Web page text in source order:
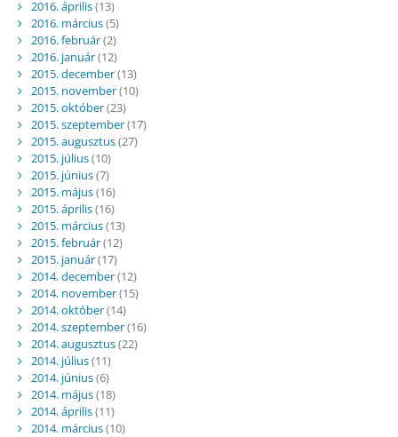
2016. április(13)
2016. március(5)
2016. február(2)
2016. január(12)
2015. december(13)
2015. november(10)
2015. október(23)
2015. szeptember(17)
2015. augusztus(27)
2015. július(10)
2015. június(7)
2015. május(16)
2015. április(16)
2015. március(13)
2015. február(12)
2015. január(17)
2014. december(12)
2014. november(15)
2014. október(14)
2014. szeptember(16)
2014. augusztus(22)
2014. július(11)
2014. június(6)
2014. május(18)
2014. április(11)
2014. március(10)